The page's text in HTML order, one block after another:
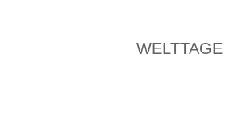
WELTTAGE